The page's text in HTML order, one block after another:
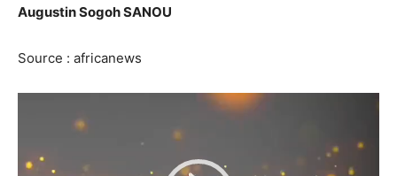
Augustin Sogoh SANOU
Source : africanews
Lecteur